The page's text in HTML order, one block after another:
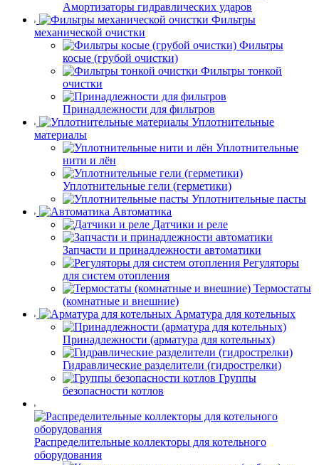
Амортизаторы гидравлических ударов
Фильтры
механической очистки
Фильтры
косые (грубой очистки)
Фильтры тонкой
очистки
Принадлежности для фильтров
Уплотнительные
материалы
Уплотнительные
нити и лён
Уплотнительные гели (герметики)
Уплотнительные пасты
Автоматика
Датчики и реле
Запчасти и принадлежности автоматики
Регуляторы
для систем отопления
Термостаты
(комнатные и внешние)
Арматура для котельных
Принадлежности (арматура для котельных)
Гидравлические разделители (гидрострелки)
Группы
безопасности котлов
Распределительные коллекторы для котельного
оборудования